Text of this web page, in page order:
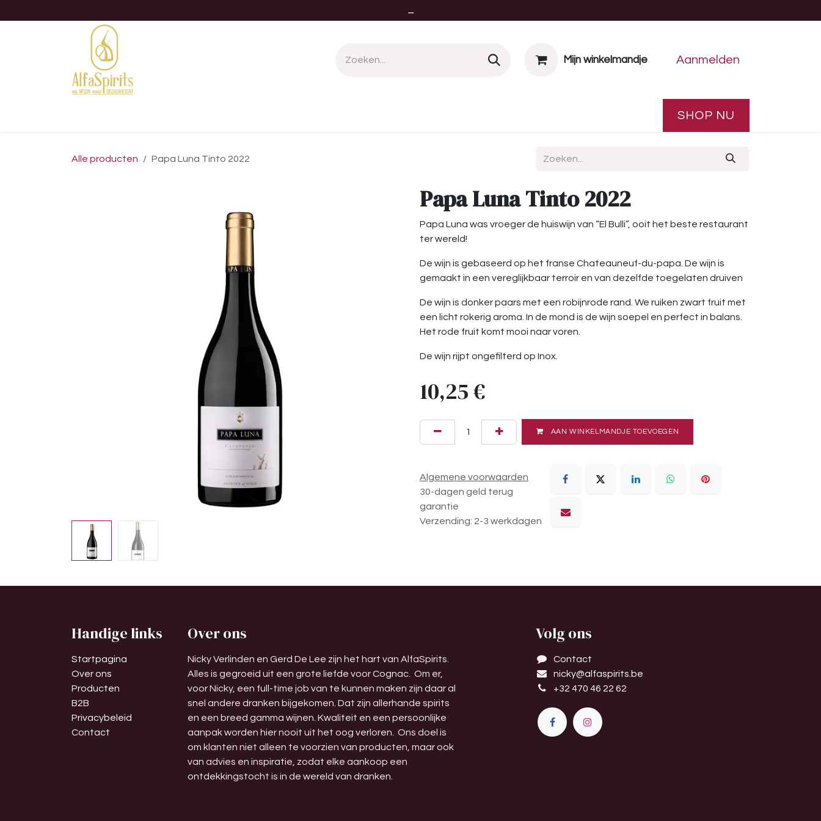
...
Mijn winkelmandje Aanmelden
Drankenbuffet
SHOP NU
Alle producten Papa Luna Tinto 2022
Papa Luna Tinto 2022
Papa Luna was vroeger de huiswijn van “El Bulli”, ooit het beste restaurant
ter wereld!
De wijn is gebaseerd op het franse Chateauneuf-du-papa. De wijn is
gemaakt in een vereglijkbaar terroir en van dezelfde toegelaten druiven
De wijn is donker paars met een robijnrode rand. We ruiken zwart fruit met
een licht rokerig aroma. In de mond is de wijn soepel en perfect in balans.
Het rode fruit komt mooi naar voren.
De wijn rijpt ongefilterd op Inox.
10,25€
AAN WINKELMANDJE TOEVOEGEN
Algemene voorwaarden
30-dagen geld terug
garantie
Verzending: 2-3 werkdagen
Handige links
Startpagina
Over ons
Producten
B2B
Privacybeleid
Contact
Over ons
Nicky Verlinden en Gerd De Lee zijn het hart van AlfaSpirits.
Alles is gegroeid uit een grote liefde voor Cognac. Om er,
voor Nicky, een full-time job van te kunnen maken zijn daar al
snel andere dranken bijgekomen. Dat zijn allerhande spirits
en een breed gamma wijnen. Kwaliteit en een persoonlijke
aanpak worden hier nooit uit het oog verloren. Ons doel is
om klanten niet alleen te voorzien van producten, maar ook
van advies en inspiratie, zodat elke aankoop een
ontdekkingstocht is in de wereld van dranken.
Volg ons
Contact
nicky@alfaspirits.be
+32 470 46 22 62